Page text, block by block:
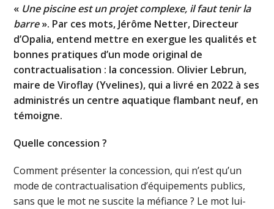
« Une piscine est un projet complexe, il faut tenir la
barre». Par ces mots, Jérôme Netter, Directeur
d’Opalia, entend mettre en exergue les qualités et
bonnes pratiques d’un mode original de
contractualisation : la concession. Olivier Lebrun,
maire de Viroflay (Yvelines), qui a livré en 2022 à ses
administrés un centre aquatique flambant neuf, en
témoigne.
Quelle concession ?
Comment présenter la concession, qui n’est qu’un
mode de contractualisation d’équipements publics,
sans que le mot ne suscite la méfiance ? Le mot lui-